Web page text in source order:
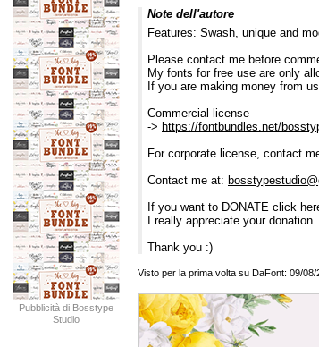
Pubblicità di Bosstype
Studio
Note dell'autore
Features: Swash, unique and
Please contact me before
My fonts for free use are only
If you are making money from
Commercial license
-> https://fontbundles.net/
For corporate license, contact
Contact me at:
If you want to DONATE click
I really appreciate your donation.
Thank you :)
Visto per la prima volta su DaFont: 09/